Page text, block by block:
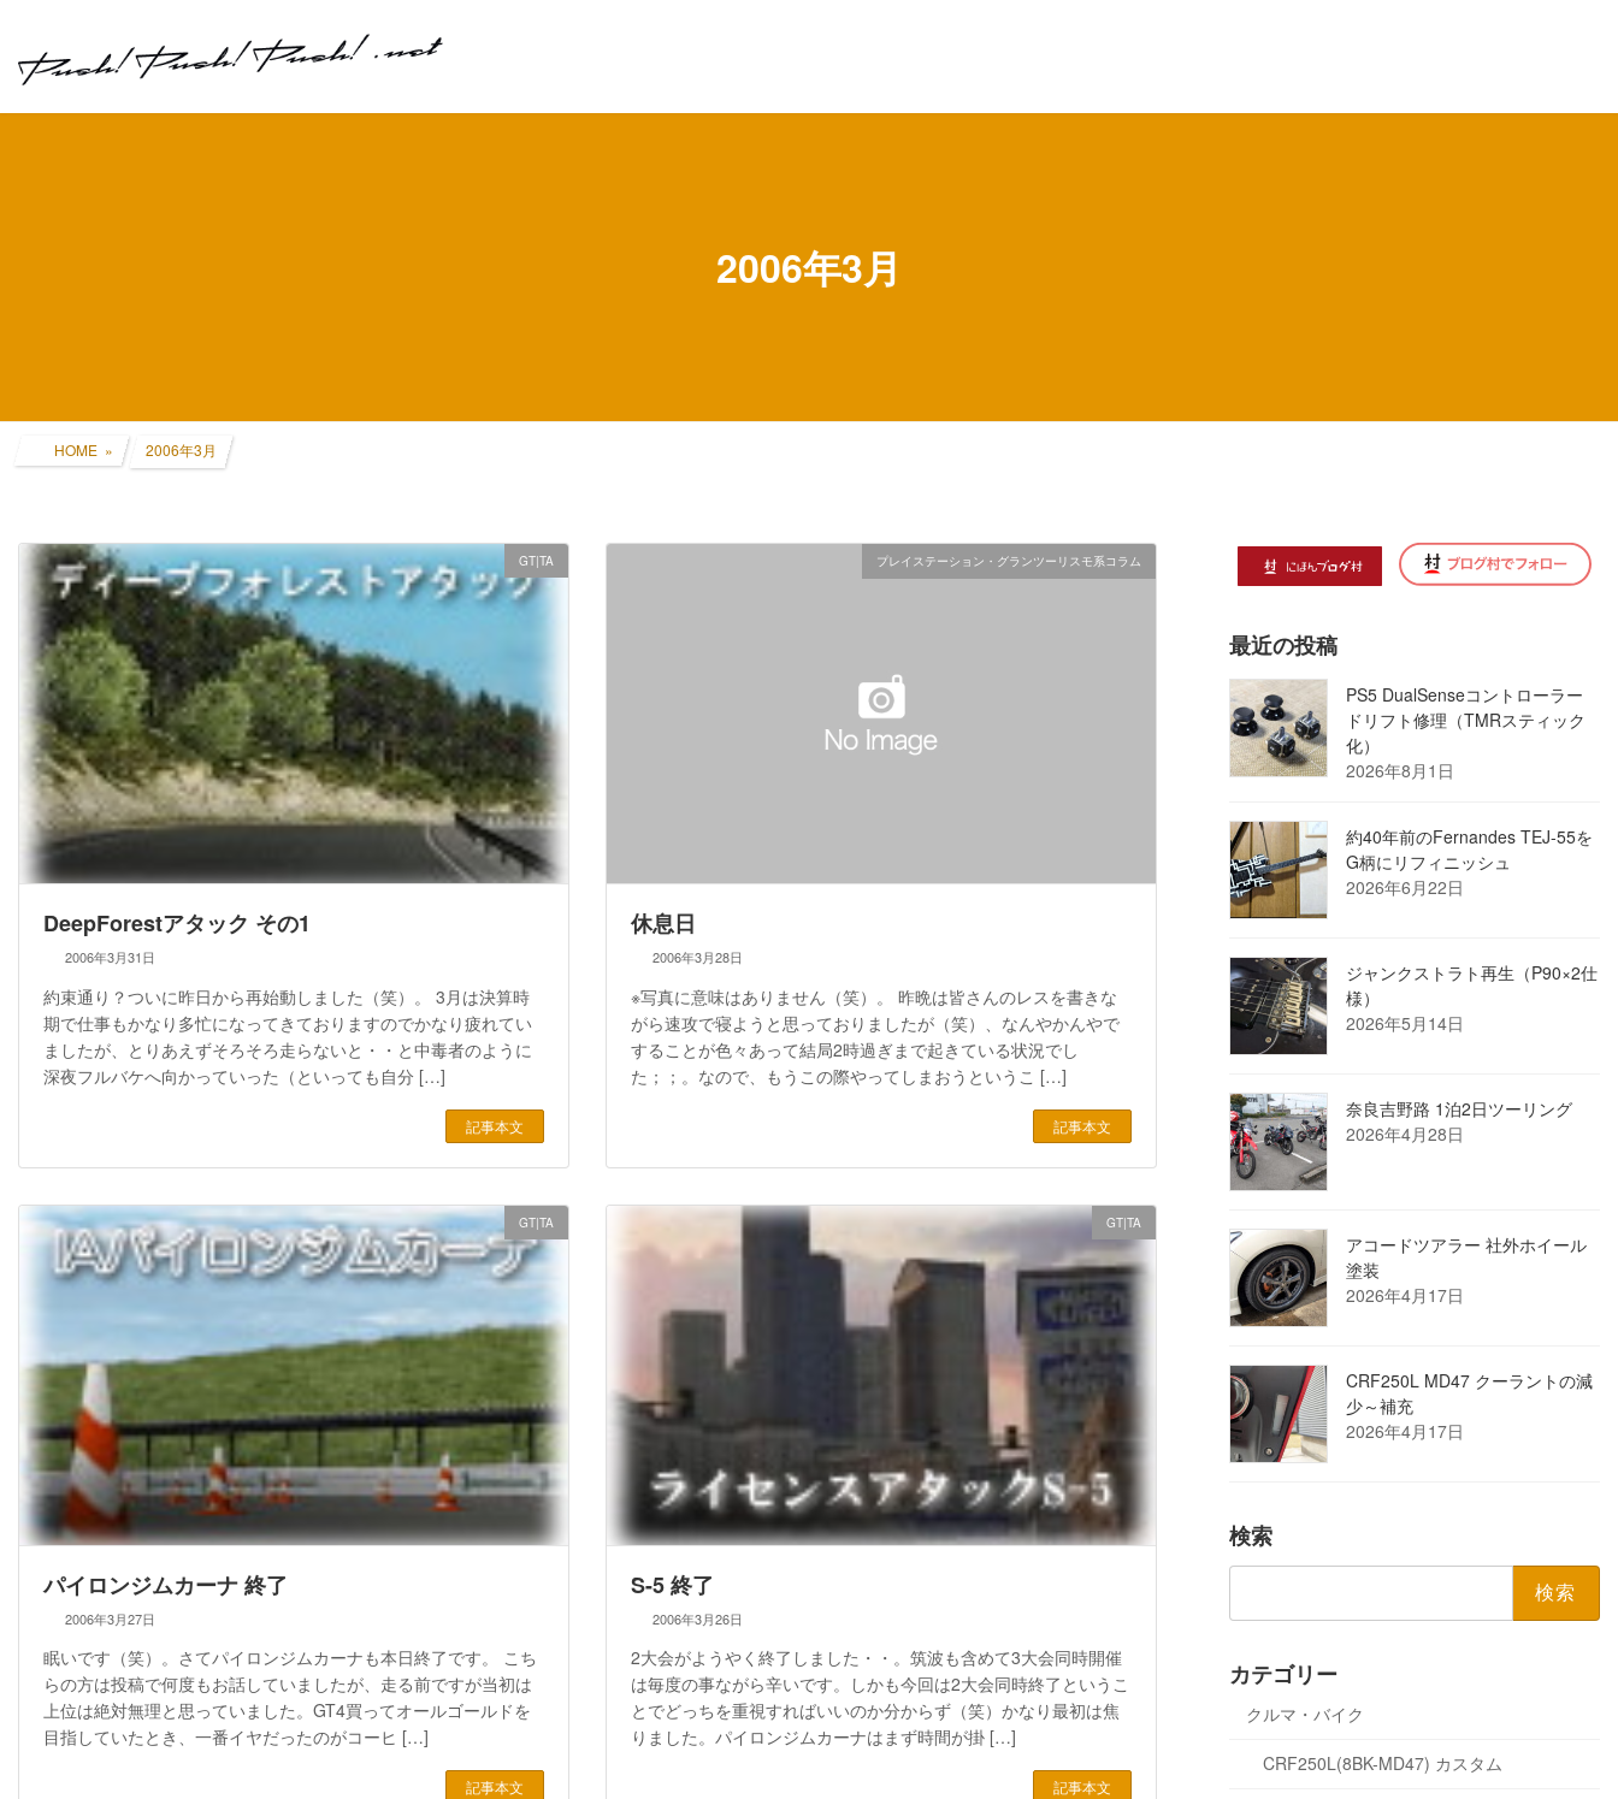
2006年3月
HOME 2006年3月
GT|TA
DeepForestアタック その1
2006年3月31日
約束通り？ついに昨日から再始動しました（笑）。 3月は決算時
期で仕事もかなり多忙になってきておりますのでかなり疲れてい
ましたが、とりあえずそろそろ走らないと・・と中毒者のように
深夜フルバケへ向かっていった（といっても自分 […]
記事本文
プレイステーション・グランツーリスモ系コラム
休息日
2006年3月28日
※写真に意味はありません（笑）。 昨晩は皆さんのレスを書きな
がら速攻で寝ようと思っておりましたが（笑）、なんやかんやで
することが色々あって結局2時過ぎまで起きている状況でし
た；；。なので、もうこの際やってしまおうというこ […]
記事本文
GT|TA
パイロンジムカーナ 終了
2006年3月27日
眠いです（笑）。さてパイロンジムカーナも本日終了です。 こち
らの方は投稿で何度もお話していましたが、走る前ですが当初は
上位は絶対無理と思っていました。GT4買ってオールゴールドを
目指していたとき、一番イヤだったのがコーヒ […]
記事本文
GT|TA
S-5 終了
2006年3月26日
2大会がようやく終了しました・・。筑波も含めて3大会同時開催
は毎度の事ながら辛いです。しかも今回は2大会同時終了というこ
とでどっちを重視すればいいのか分からず（笑）かなり最初は焦
りました。パイロンジムカーナはまず時間が掛 […]
記事本文
最近の投稿
PS5 DualSenseコントローラー
ドリフト修理（TMRスティック
化）
2026年8月1日
約40年前のFernandes TEJ-55を
G柄にリフィニッシュ
2026年6月22日
ジャンクストラト再生（P90×2仕
様）
2026年5月14日
奈良吉野路 1泊2日ツーリング
2026年4月28日
アコードツアラー 社外ホイール
塗装
2026年4月17日
CRF250L MD47 クーラントの減
少～補充
2026年4月17日
検索
カテゴリー
クルマ・バイク
CRF250L(8BK-MD47) カスタム